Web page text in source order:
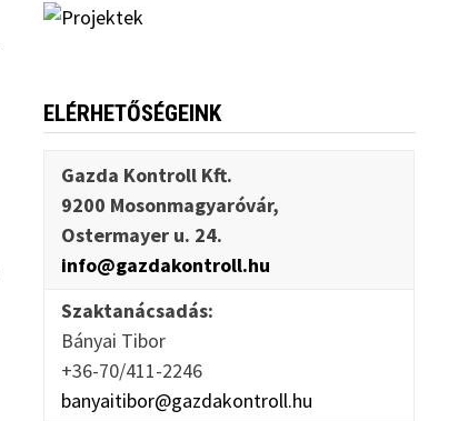
ELÉRHETŐSÉGEINK
Gazda Kontroll Kft.
9200 Mosonmagyaróvár,
Ostermayer u. 24.
info@gazdakontroll.hu
Szaktanácsadás:
Bányai Tibor
+36-70/411-2246
banyaitibor@gazdakontroll.hu